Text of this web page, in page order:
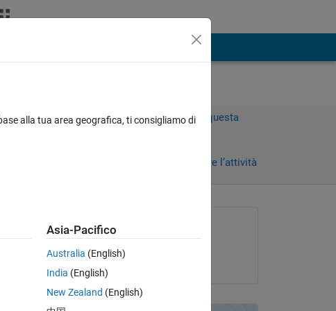
Accedi per rispondere a questa
Accedi per seguire l’attività
Richiesto:
il 19 Mag 2021
alla tua area geografica, ti consigliamo di
Asia-Pacifico
Australia (English)
India (English)
New Zealand (English)